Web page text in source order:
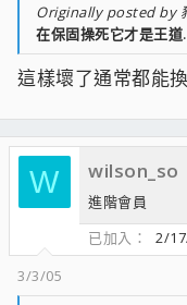
Originally posted by
在保固操死它才是王道
這樣壞了通常都能
W wilson_so
進階會員
已加入
2/
3/3/05